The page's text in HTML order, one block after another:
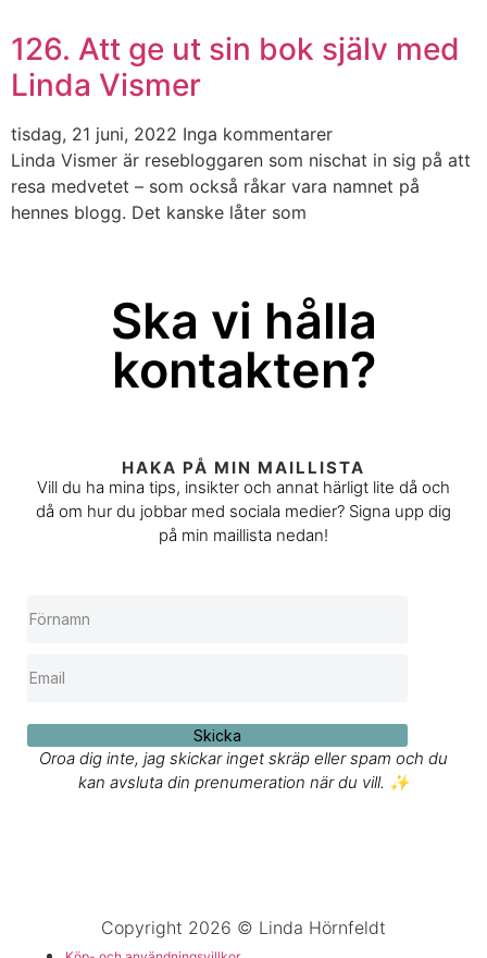
126. Att ge ut sin bok själv med
Linda Vismer
tisdag, 21 juni, 2022 Inga kommentarer
Linda Vismer är resebloggaren som nischat in sig på att
resa medvetet – som också råkar vara namnet på
hennes blogg. Det kanske låter som
Ska vi hålla
kontakten?
HAKA PÅ MIN MAILLISTA
Vill du ha mina tips, insikter och annat härligt lite då och
då om hur du jobbar med sociala medier? Signa upp dig
på min maillista nedan!
Skicka
Oroa dig inte, jag skickar inget skräp eller spam och du
kan avsluta din prenumeration när du vill. ✨
Copyright 2026 © Linda Hörnfeldt